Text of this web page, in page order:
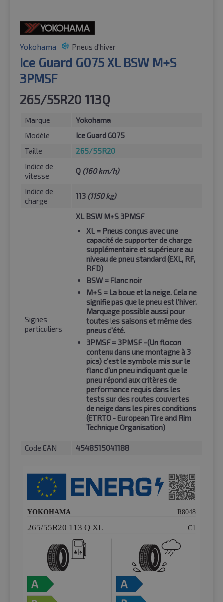
Yokohama Pneus d'hiver
Ice Guard G075 XL BSW M+S
3PMSF
265/55R20 113Q
Marque
Yokohama
Modèle
Ice Guard G075
Taille
265/55R20
Indice de
vitesse
Q (160 km/h)
Indice de
charge
113 (1150 kg)
Signes
particuliers
XL BSW M+S 3PMSF
XL= Pneus conçus avec une
capacité de supporter de charge
supplémentaire et supérieure au
niveau de pneu standard (EXL, RF,
RFD)
BSW = Flanc noir
M+S = La boue et la neige. Cela ne
signifie pas que le pneu est l'hiver.
Marquage possible aussi pour
toutes les saisons et même des
pneus d'été.
3PMSF = 3PMSF -(Un flocon
contenu dans une montagne à 3
pics) c'est le symbole mis sur le
flanc d'un pneu indiquant que le
pneu répond aux critères de
performance requis dans les
tests sur des routes couvertes
de neige dans les pires conditions
(ETRTO - European Tire and Rim
Technique Organisation)
Code EAN 4548515041188